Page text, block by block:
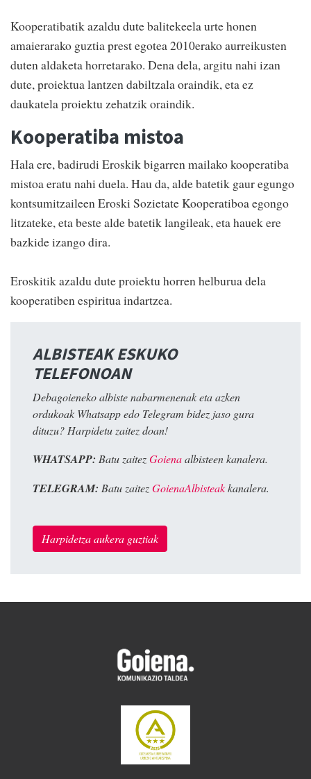
Kooperatibatik azaldu dute balitekeela urte honen
amaierarako guztia prest egotea 2010erako aurreikusten
duten aldaketa horretarako. Dena dela, argitu nahi izan
dute, proiektua lantzen dabiltzala oraindik, eta ez
daukatela proiektu zehatzik oraindik.
Kooperatiba mistoa
Hala ere, badirudi Eroskik bigarren mailako kooperatiba
mistoa eratu nahi duela. Hau da, alde batetik gaur egungo
kontsumitzaileen Eroski Sozietate Kooperatiboa egongo
litzateke, eta beste alde batetik langileak, eta hauek ere
bazkide izango dira.
Eroskitik azaldu dute proiektu horren helburua dela
kooperatiben espiritua indartzea.
ALBISTEAK ESKUKO
TELEFONOAN
Debagoieneko albiste nabarmenenak eta azken
ordukoak Whatsapp edo Telegram bidez jaso gura
dituzu? Harpidetu zaitez doan!
WHATSAPP: Batu zaitezGoienaalbisteen kanalera.
TELEGRAM: Batu zaitezGoienaAlbisteakkanalera.
Harpidetza aukera guztiak